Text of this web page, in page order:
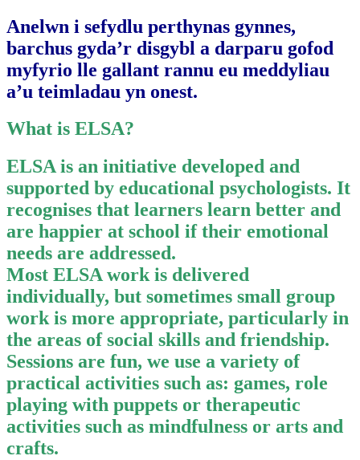
Anelwn i sefydlu perthynas gynnes,
barchus gyda’r disgybl a darparu gofod
myfyrio lle gallant rannu eu meddyliau
a’u teimladau yn onest.
What is ELSA?
ELSA is an initiative developed and
supported by educational psychologists. It
recognises that learners learn better and
are happier at school if their emotional
needs are addressed.
Most ELSA work is delivered
individually, but sometimes small group
work is more appropriate, particularly in
the areas of social skills and friendship.
Sessions are fun, we use a variety of
practical activities such as: games, role
playing with puppets or therapeutic
activities such as mindfulness or arts and
crafts.